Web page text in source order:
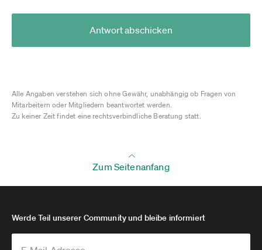
Antwort abschicken
Alle Angaben verstehen sich ohne Gewähr, unabhängig ob Fragen von
Mitarbeitern oder Mitgliedern beantwortet werden.
Zu keiner Zeit findet eine rechtsverbindliche Beratung statt.
Zum Seitenanfang
Werde Teil unserer Community und bleibe informiert